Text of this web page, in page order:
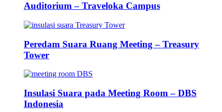
Auditorium – Traveloka Campus
Peredam Suara Ruang Meeting – Treasury
Tower
Insulasi Suara pada Meeting Room – DBS
Indonesia